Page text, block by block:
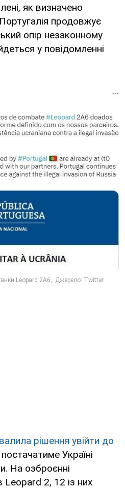
як визначено
продовжує
опір незаконному
у повідомленні
рішення увійти до
Україні
На озброєнні
Leopard 2, 12 із них